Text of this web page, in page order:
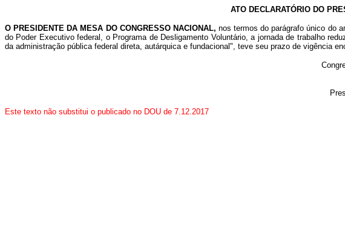
ATO DECLARATÓRIO DO
O PRESIDENTE DA MESA DO CONGRESSO NACIONAL, nos termos do parágrafo único do
do Poder Executivo federal, o Programa de Desligamento Voluntário, a jornada de trabalho
da administração pública federal direta, autárquica e fundacional", teve seu prazo de vigência
Este texto não substitui o publicado no DOU de 7.12.2017